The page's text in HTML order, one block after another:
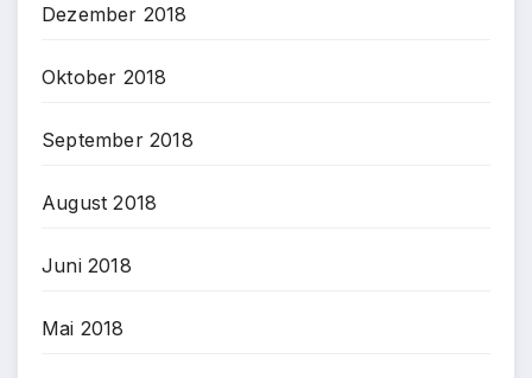
Dezember 2018
Oktober 2018
September 2018
August 2018
Juni 2018
Mai 2018